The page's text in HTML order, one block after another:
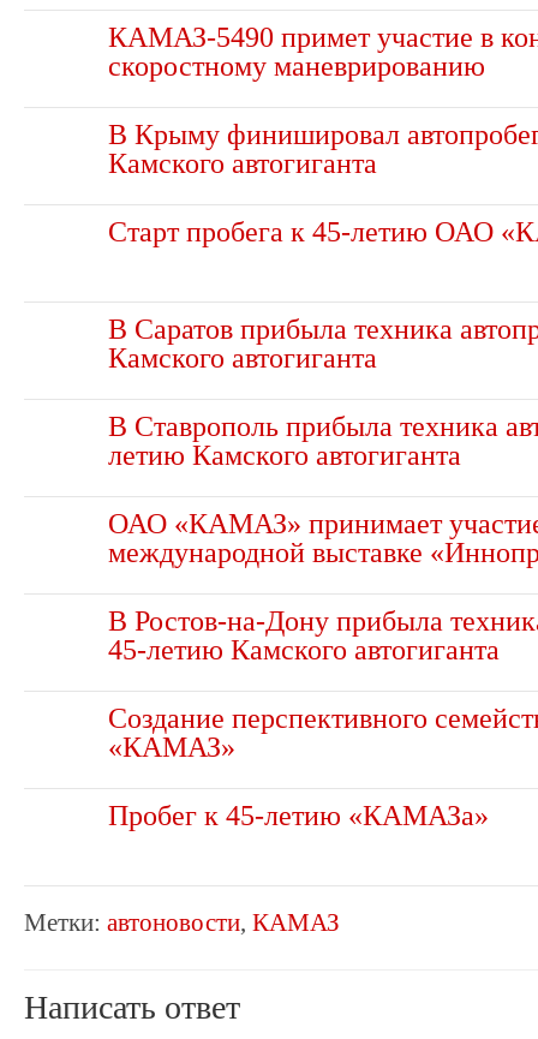
КАМАЗ-5490 примет участие в
скоростному маневрированию
В Крыму финишировал
Камского автогиганта
Старт пробега к 45-летию ОАО
В Саратов прибыла техника
Камского автогиганта
В Ставрополь прибыла техника
летию Камского автогиганта
ОАО «КАМАЗ» принимает
международной выставке
В Ростов-на-Дону прибыла
45-летию Камского автогиганта
Создание перспективного
«КАМАЗ»
Пробег к 45-летию «КАМАЗа»
Метки: автоновости, КАМАЗ
Написать ответ